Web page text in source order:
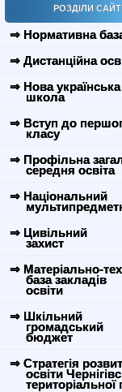
РОЗДІЛИ
⇒ Нормативна
⇒ Дистанційна
⇒ Нова українська
школа
⇒ Вступ до
класу
⇒ Профільна
середня освіта
⇒ Національний
⇒ Цивільний
захист
⇒ Матеріально-
база закладів
освіти
⇒ Шкільний
громадський
бюджет
⇒ Стратегія
освіти
територіальної